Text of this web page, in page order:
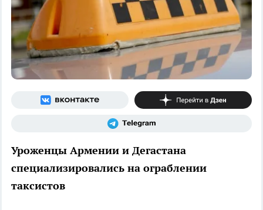
Уроженцы Армении и Дегастана
специализировались на ограблении
таксистов